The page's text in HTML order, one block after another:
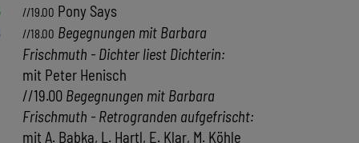
//19.00 Pony Says
//18.00 Begegnungen mit Barbara
Frischmuth - Dichter liest Dichterin:
mit Peter Henisch
//19.00 Begegnungen mit Barbara
Frischmuth - Retrogranden aufgefrischt:
mit A. Babka, L. Hartl, E. Klar, M. Köhle